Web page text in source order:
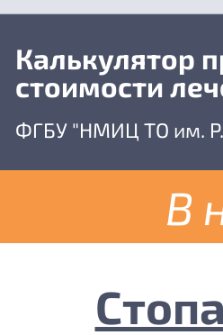
Калькулятор
стоимости
ФГБУ "НМИЦ ТО им.
В